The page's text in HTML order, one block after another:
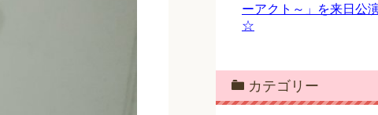
ーアクト～」を来日公
☆
カテゴリー